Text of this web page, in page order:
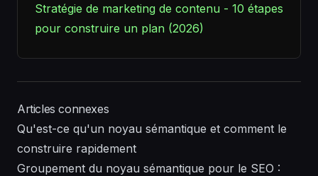
Stratégie de marketing de contenu - 10 étapes
pour construire un plan (2026)
Articles connexes
Qu'est-ce qu'un noyau sémantique et comment le
construire rapidement
Groupement du noyau sémantique pour le SEO :